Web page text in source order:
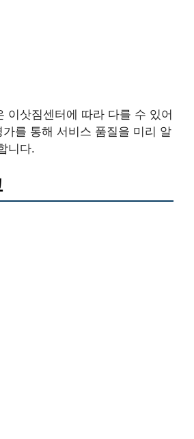
이삿짐센터에 따라 다를 수 있어
를 통해 서비스 품질을 미리 알
니다.